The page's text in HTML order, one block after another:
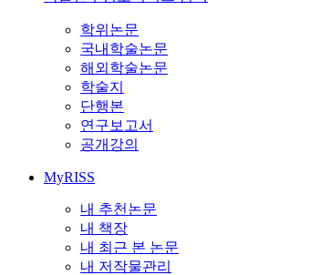
학위논문
국내학술논문
해외학술논문
학술지
단행본
연구보고서
공개강의
MyRISS
내 추천논문
내 책장
내 최근 본 논문
내 저작물관리